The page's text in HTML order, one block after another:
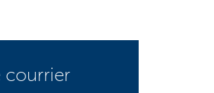
courrier